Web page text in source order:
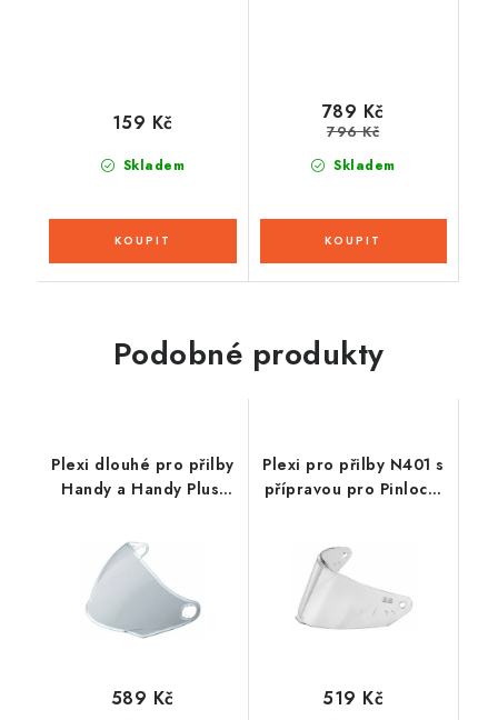
Skladem
159 Kč
Skladem
789 Kč
796 Kč
Podobné produkty
Plexi dlouhé pro přilby
Handy a Handy Plus,
chromové)
589 Kč
Plexi pro přilby N401 s
přípravou pro Pinlock,
519 Kč